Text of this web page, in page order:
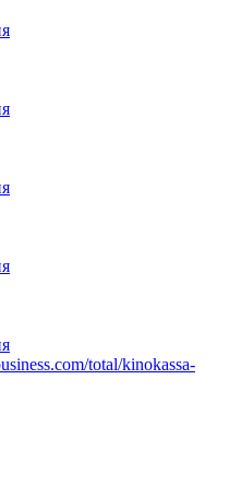
total/kinokassa-